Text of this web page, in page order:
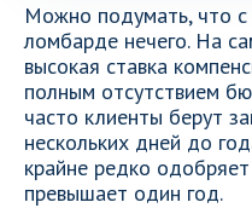
Можно подумать, что с
ломбарде нечего. На
высокая ставка
полным отсутствием
часто клиенты берут
нескольких дней до
крайне редко
превышает один год.